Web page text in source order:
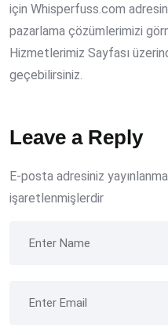
için Whisperfuss.com
pazarlama çözümlerimizi
Hizmetlerimiz Sayfası
geçebilirsiniz.
Leave a Reply
E-posta adresiniz
işaretlenmişlerdir